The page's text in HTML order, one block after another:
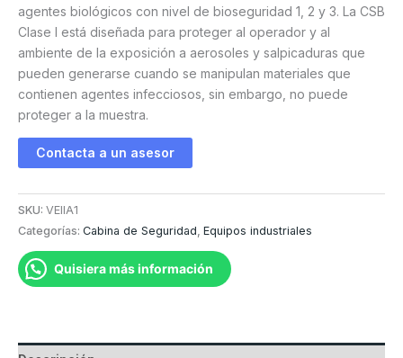
agentes biológicos con nivel de bioseguridad 1, 2 y 3. La CSB
Clase I está diseñada para proteger al operador y al
ambiente de la exposición a aerosoles y salpicaduras que
pueden generarse cuando se manipulan materiales que
contienen agentes infecciosos, sin embargo, no puede
proteger a la muestra.
Contacta a un asesor
SKU: VEIIA1
Categorías: Cabina de Seguridad, Equipos industriales
Quisiera más información